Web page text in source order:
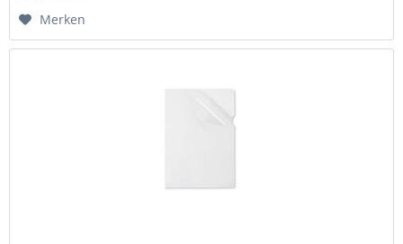
Merken